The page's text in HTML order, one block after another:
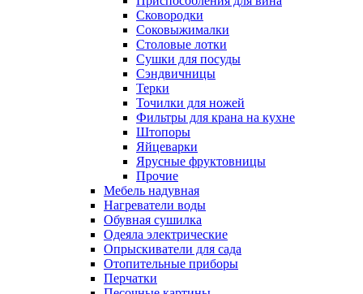
Сковородки
Соковыжималки
Столовые лотки
Сушки для посуды
Сэндвичницы
Терки
Точилки для ножей
Фильтры для крана на кухне
Штопоры
Яйцеварки
Ярусные фруктовницы
Прочие
Мебель надувная
Нагреватели воды
Обувная сушилка
Одеяла электрические
Опрыскиватели для сада
Отопительные приборы
Перчатки